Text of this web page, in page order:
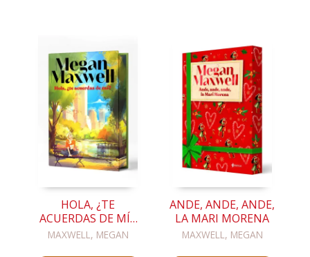
HOLA, ¿TE
ACUERDAS DE MÍ?.
EDICIÓN ESPECIAL.
MAXWELL, MEGAN
ANDE, ANDE, ANDE,
LA MARI MORENA
MAXWELL, MEGAN